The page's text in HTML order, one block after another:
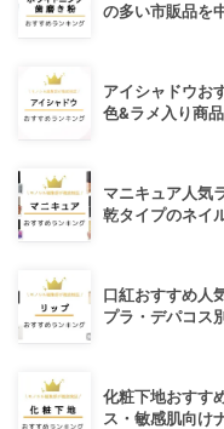
の多い市販品を
アイシャドウお
色&ラメ入り商
マニキュア人気
乾タイプのネイ
口紅おすすめ人
プラ・デパコス
化粧下地おすす
ス・敏感肌向け